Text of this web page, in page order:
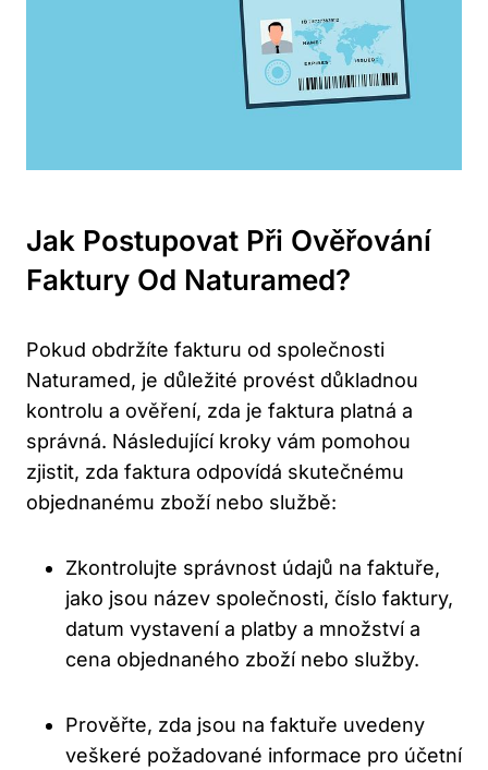
Jak Postupovat Při Ověřování‍
Faktury Od Naturamed?
Pokud obdržíte⁢ fakturu od společnosti
Naturamed, je důležité provést‍ důkladnou
kontrolu a ověření, zda ⁣je faktura platná a
správná. Následující kroky vám pomohou
zjistit, zda faktura ‍odpovídá skutečnému
objednanému zboží⁢ nebo ⁣službě:
Zkontrolujte správnost údajů na faktuře,
jako jsou název společnosti, ​číslo faktury,
datum vystavení a platby‌ a množství a
cena objednaného zboží nebo služby.
Prověřte, zda jsou ‍na faktuře uvedeny‌
veškeré požadované ⁢informace pro⁢ účetní